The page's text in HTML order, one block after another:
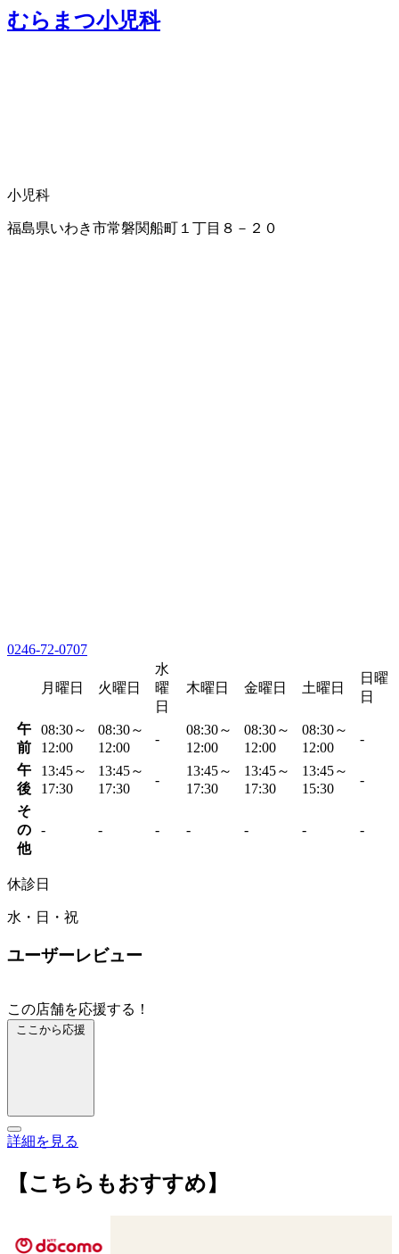
むらまつ小児科
小児科
福島県いわき市常磐関船町１丁目８－２０
0246-72-0707
月曜日 火曜日
水
曜
日
木曜日 金曜日 土曜日
日曜
日
午
前
08:30～
12:00
08:30～
12:00
-
08:30～
12:00
08:30～
12:00
08:30～
12:00
-
午
後
13:45～
17:30
13:45～
17:30
-
13:45～
17:30
13:45～
17:30
13:45～
15:30
-
そ
の
他
- - - - - - -
休診日
水・日・祝
ユーザーレビュー
この店舗を応援する！
ここから応援
詳細を見る
【こちらもおすすめ】